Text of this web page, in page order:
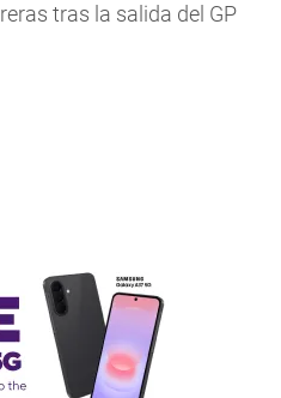
tras la salida del GP